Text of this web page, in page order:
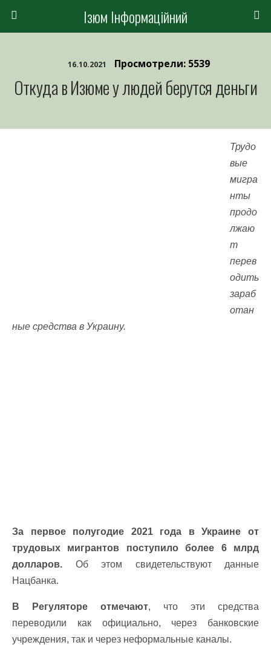
Ізюм Інформаційний
16.10.2021 Просмотрели: 5539
Откуда в Изюме у людей берутся деньги
Трудо
вые
мигра
нты
продо
лжаю
т
перев
одить
зараб
отан
ные средства в Украину.
За первое полугодие 2021 года в Украине от
трудовых мигрантов поступило более 6 млрд
долларов. Об этом свидетельствуют данные
Нацбанка.
В Регуляторе отмечают, что эти средства
переводили как официально, через банковские
учреждения, так и через неформальные каналы.